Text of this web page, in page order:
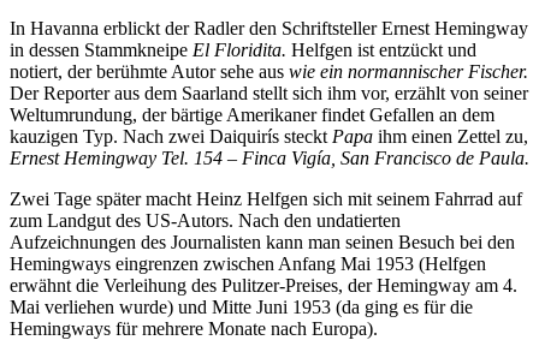
In Havanna erblickt der Radler den Schriftsteller Ernest Hemingway
in dessen Stammkneipe El Floridita. Helfgen ist entzückt und
notiert, der berühmte Autor sehe aus wie ein normannischer Fischer.
Der Reporter aus dem Saarland stellt sich ihm vor, erzählt von seiner
Weltumrundung, der bärtige Amerikaner findet Gefallen an dem
kauzigen Typ. Nach zwei Daiquirís steckt Papa ihm einen Zettel zu,
Ernest Hemingway Tel. 154 – Finca Vigía, San Francisco de Paula.
Zwei Tage später macht Heinz Helfgen sich mit seinem Fahrrad auf
zum Landgut des US-Autors. Nach den undatierten
Aufzeichnungen des Journalisten kann man seinen Besuch bei den
Hemingways eingrenzen zwischen Anfang Mai 1953 (Helfgen
erwähnt die Verleihung des Pulitzer-Preises, der Hemingway am 4.
Mai verliehen wurde) und Mitte Juni 1953 (da ging es für die
Hemingways für mehrere Monate nach Europa).